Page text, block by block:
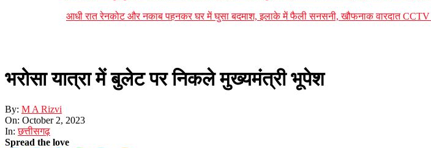
आधी रात रेनकोट और नकाब पहनकर घर में घुसा बदमाश, इलाके में फैली सनसनी, खौफनाक वारदात
भरोसा यात्रा में बुलेट पर निकले मुख्यमंत्री भूपेश
By: M A Rizvi
On: October 2, 2023
In: छत्तीसगढ़
Spread the love